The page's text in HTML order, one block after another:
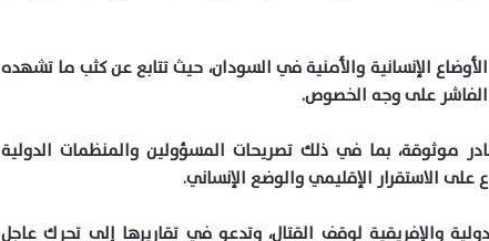
الإنسانية والأمنية في السودان، حيث تتابع عن كثب ما تشهده
الفاشر على وجه الخصوص.
موثوقة، بما في ذلك تصريحات المسؤولين والمنظمات الدولية
الاستقرار الإقليمي والوضع الإنساني.
والإفريقية لوقف القتال، وتدعو في تقاريرها إلى تحرك عاجل